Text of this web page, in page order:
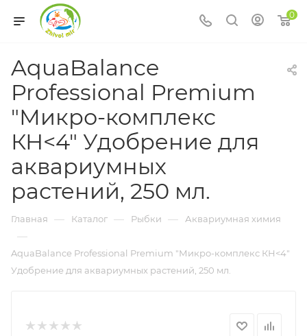
0
AquaBalance
Professional Premium
"Микро-комплекс
КН<4" Удобрение для
аквариумных
растений, 250 мл.
Главная — Каталог — Рыбки — Аквариумная химия
—
AquaBalance Professional Premium "Микро-комплекс КН<4"
Удобрение для аквариумных растений, 250 мл.